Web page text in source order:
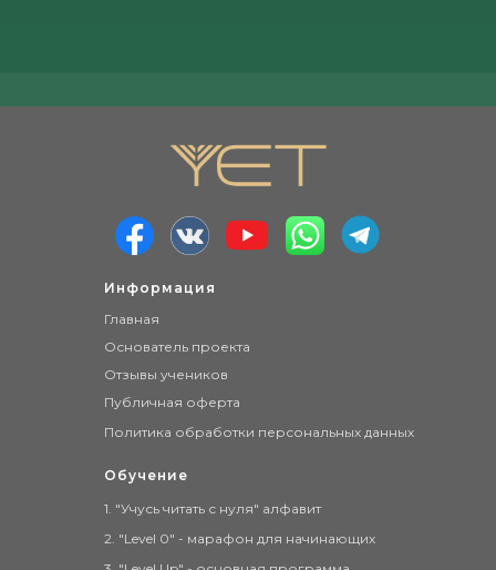
Информация
Главная
Обучение
2. "Level 0" - марафон для начинающих
1. "Учусь читать с нуля" алфавит
Основатель проекта
Отзывы учеников
Публичная оферта
Политика обработки персональных данных